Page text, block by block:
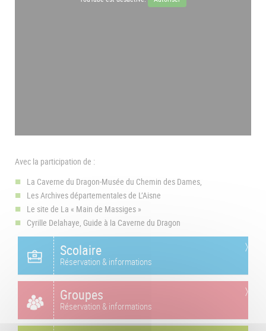
Avec la participation de :
La Caverne du Dragon-Musée du Chemin des Dames,
Les Archives départementales de L’Aisne
Le site de La « Main de Massiges »
Cyrille Delahaye, Guide à la Caverne du Dragon
Scolaire
Réservation & informations
Groupes
Réservation & informations